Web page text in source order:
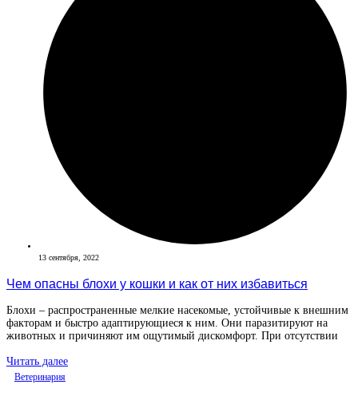
13 сентября, 2022
Чем опасны блохи у кошки и как от них избавиться
Блохи – распространенные мелкие насекомые, устойчивые к внешним
факторам и быстро адаптирующиеся к ним. Они паразитируют на
животных и причиняют им ощутимый дискомфорт. При отсутствии
Читать далее
Ветеринария